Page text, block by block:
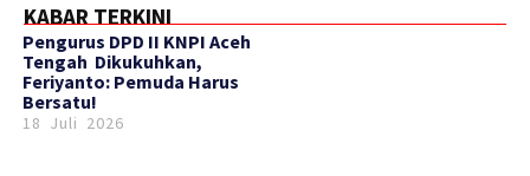
KABAR TERKINI
‎Pengurus DPD II KNPI Aceh
Tengah Dikukuhkan,
Feriyanto: Pemuda Harus
Bersatu!
18 Juli 2026